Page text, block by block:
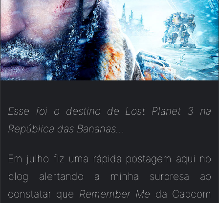
Esse foi o destino de Lost Planet 3 na
República das Bananas…
Em julho fiz uma rápida postagem aqui no
blog alertando a minha surpresa ao
constatar que Remember Me da Capcom